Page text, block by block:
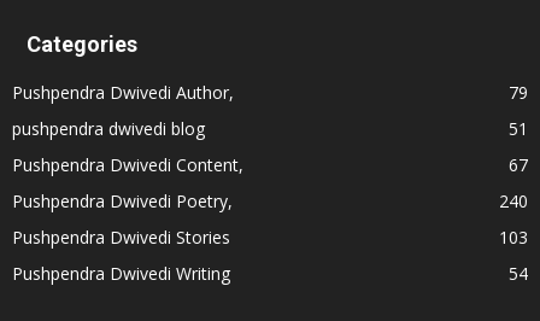
Categories
Pushpendra Dwivedi Author,
79
pushpendra dwivedi blog
51
Pushpendra Dwivedi Content,
67
Pushpendra Dwivedi Poetry,
240
Pushpendra Dwivedi Stories
103
Pushpendra Dwivedi Writing
54